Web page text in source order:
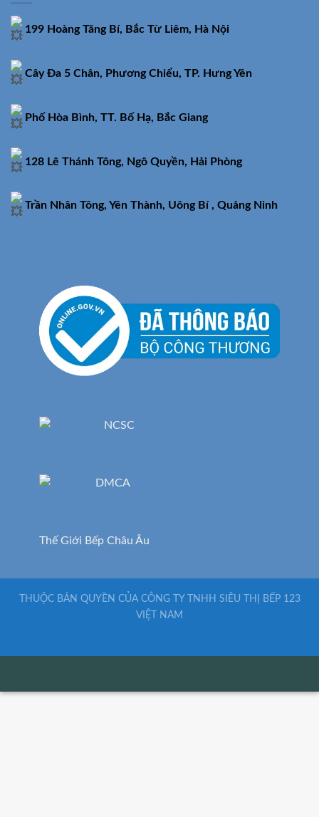
199 Hoàng Tăng Bí, Bắc Từ Liêm, Hà Nội
Cây Đa 5 Chân, Phương Chiểu, TP. Hưng Yên
Phố Hòa Bình, TT. Bố Hạ, Bắc Giang
128 Lê Thánh Tông, Ngô Quyền, Hải Phòng
Trần Nhân Tông, Yên Thành, Uông Bí , Quảng Ninh
Thế Giới Bếp Châu Âu
THUỘC BẢN QUYỀN CỦA CÔNG TY TNHH SIÊU THỊ BẾP 123
VIỆT NAM